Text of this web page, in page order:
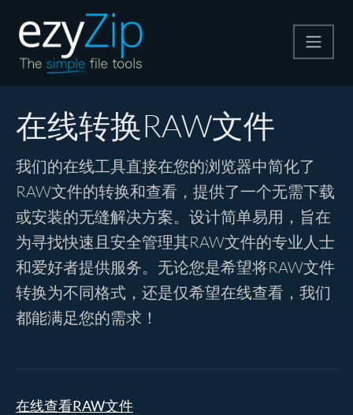
格式转换
其他工具
在线转换RAW文件
我们的在线工具直接在您的浏览器中简化了
RAW文件的转换和查看，提供了一个无需下载
或安装的无缝解决方案。设计简单易用，旨在
为寻找快速且安全管理其RAW文件的专业人士
和爱好者提供服务。无论您是希望将RAW文件
转换为不同格式，还是仅希望在线查看，我们
都能满足您的需求！
在线查看RAW文件